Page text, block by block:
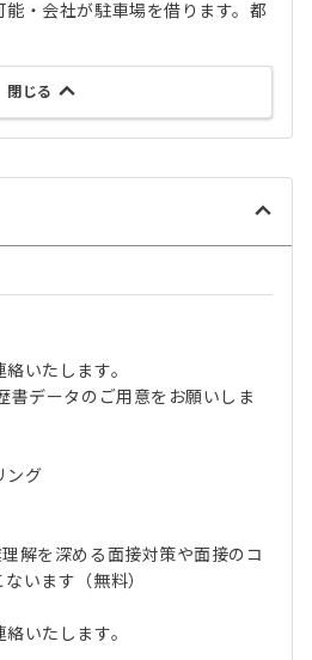
能・会社が駐車場を借ります。都
閉じる
いたします。
書データのご用意をお願いしま
ング
解を深める面接対策や面接のコ
います（無料）
いたします。